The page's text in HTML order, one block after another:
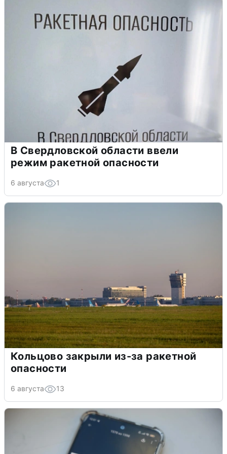
В Свердловской области ввели
режим ракетной опасности
6 августа 1
Кольцово закрыли из-за ракетной
опасности
6 августа 13